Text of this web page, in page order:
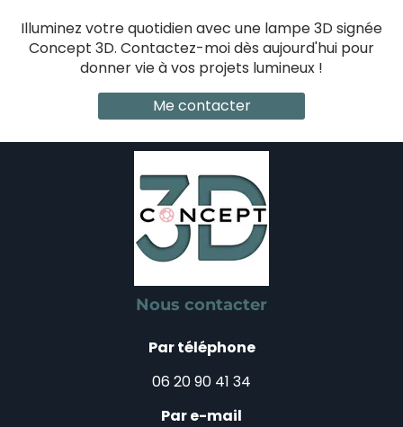
Illuminez votre quotidien avec une lampe 3D signée
Concept 3D. Contactez-moi dès aujourd'hui pour
donner vie à vos projets lumineux !
Me contacter
Nous contacter
Par téléphone
06 20 90 41 34
Par e-mail